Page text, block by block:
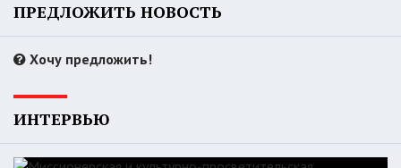
ПРЕДЛОЖИТЬ НОВОСТЬ
Хочу предложить!
ИНТЕРВЬЮ